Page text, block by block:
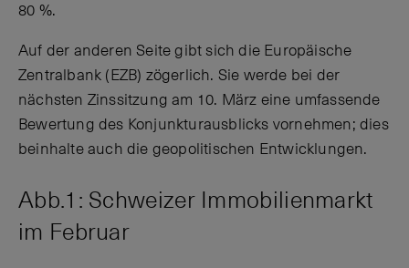
80 %.
Auf der anderen Seite gibt sich die Europäische
Zentralbank (EZB) zögerlich. Sie werde bei der
nächsten Zinssitzung am 10. März eine umfassende
Bewertung des Konjunkturausblicks vornehmen; dies
beinhalte auch die geopolitischen Entwicklungen.
Abb.1: Schweizer Immobilienmarkt
im Februar